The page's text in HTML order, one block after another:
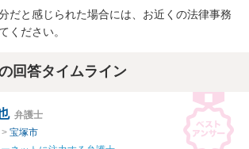
だと感じられた場合には、お近くの法律事務
ください。
回答タイムライン
弁護士
> 宝塚市